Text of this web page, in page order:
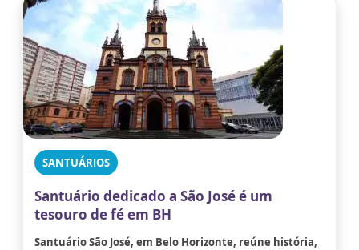
SANTUÁRIOS
Santuário dedicado a São José é um
tesouro de fé em BH
Santuário São José, em Belo Horizonte, reúne história,